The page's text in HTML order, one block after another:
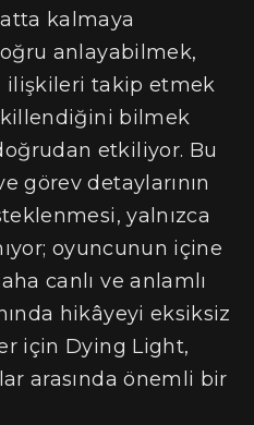
kalmaya
anlayabilmek,
ilişkileri takip etmek
bilmek
etkiliyor. Bu
görev detaylarının
yalnızca
oyuncunun içine
canlı ve anlamlı
hikâyeyi eksiksiz
için Dying Light,
arasında önemli bir